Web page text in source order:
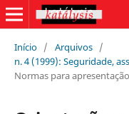
Início / Arquivos /
n. 4 (1999): Seguridade,
Normas para